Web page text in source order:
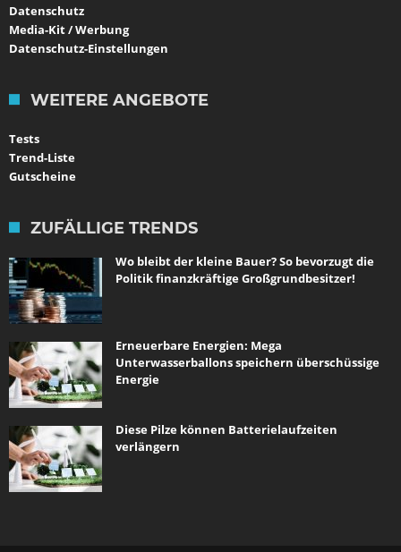
Datenschutz
Media-Kit / Werbung
Datenschutz-Einstellungen
WEITERE ANGEBOTE
Tests
Trend-Liste
Gutscheine
ZUFÄLLIGE TRENDS
Wo bleibt der kleine Bauer? So bevorzugt die
Politik finanzkräftige Großgrundbesitzer!
Erneuerbare Energien: Mega
Unterwasserballons speichern überschüssige
Energie
Diese Pilze können Batterielaufzeiten
verlängern